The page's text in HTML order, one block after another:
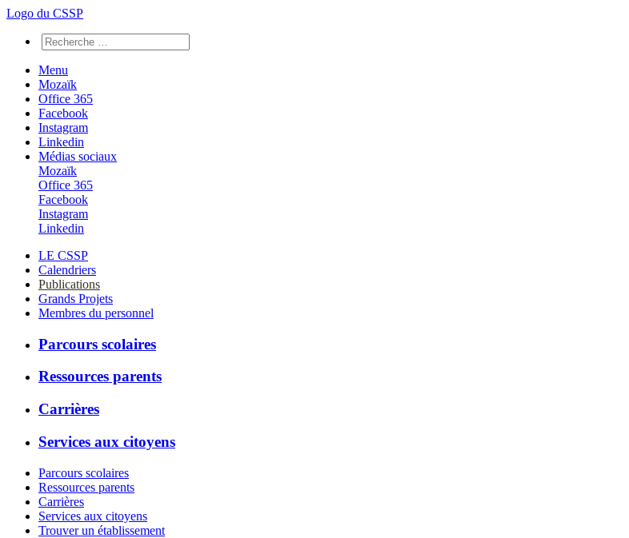
Logo du CSSP
Menu
Mozaïk
Office 365
Facebook
Instagram
Linkedin
Médias sociaux
Mozaïk
Office 365
Facebook
Instagram
Linkedin
LE CSSP
Calendriers
Publications
Grands Projets
Membres du personnel
Parcours scolaires
Ressources parents
Carrières
Services aux citoyens
Parcours scolaires
Ressources parents
Carrières
Services aux citoyens
Trouver un établissement